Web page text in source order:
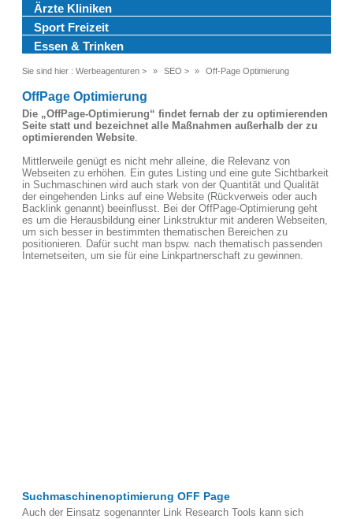
Ärzte Kliniken
Sport Freizeit
Essen & Trinken
Sie sind hier : Werbeagenturen > SEO > Off-Page Optimierung
OffPage Optimierung
Die „OffPage-Optimierung“ findet fernab der zu optimierenden
Seite statt und bezeichnet alle Maßnahmen außerhalb der zu
optimierenden Website.
Mittlerweile genügt es nicht mehr alleine, die Relevanz von
Webseiten zu erhöhen. Ein gutes Listing und eine gute Sichtbarkeit
in Suchmaschinen wird auch stark von der Quantität und Qualität
der eingehenden Links auf eine Website (Rückverweis oder auch
Backlink genannt) beeinflusst. Bei der OffPage-Optimierung geht
es um die Herausbildung einer Linkstruktur mit anderen Webseiten,
um sich besser in bestimmten thematischen Bereichen zu
positionieren. Dafür sucht man bspw. nach thematisch passenden
Internetseiten, um sie für eine Linkpartnerschaft zu gewinnen.
Suchmaschinenoptimierung OFF Page
Auch der Einsatz sogenannter Link Research Tools kann sich